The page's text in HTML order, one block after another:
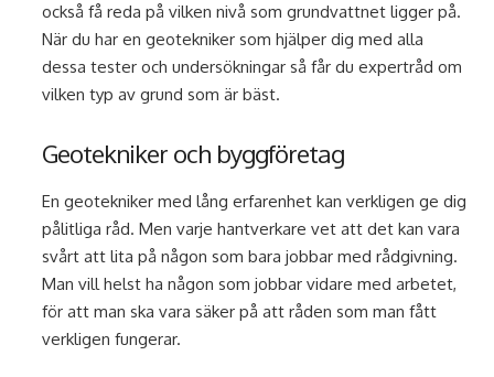
också få reda på vilken nivå som grundvattnet ligger på.
När du har en geotekniker som hjälper dig med alla
dessa tester och undersökningar så får du expertråd om
vilken typ av grund som är bäst.
Geotekniker och byggföretag
En geotekniker med lång erfarenhet kan verkligen ge dig
pålitliga råd. Men varje hantverkare vet att det kan vara
svårt att lita på någon som bara jobbar med rådgivning.
Man vill helst ha någon som jobbar vidare med arbetet,
för att man ska vara säker på att råden som man fått
verkligen fungerar.